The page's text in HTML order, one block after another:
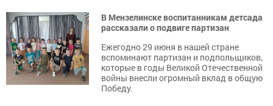
В Мензелинске воспитанникам детсада
рассказали о подвиге партизан
Ежегодно 29 июня в нашей стране
вспоминают партизан и подпольщиков,
которые в годы Великой Отечественной
войны внесли огромный вклад в общую
Победу.